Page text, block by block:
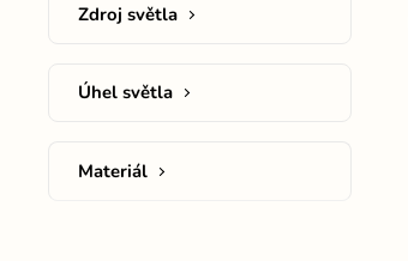
Zdroj světla
Úhel světla
Materiál